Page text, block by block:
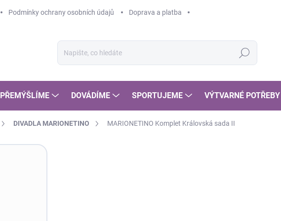
Podmínky ochrany osobních údajů Doprava a platba
Hledat
PŘEMÝŠLÍME DOVÁDÍME SPORTUJEME VÝTVARNÉ
DIVADLA MARIONETINO MARIONETINO Komplet Královská sada II